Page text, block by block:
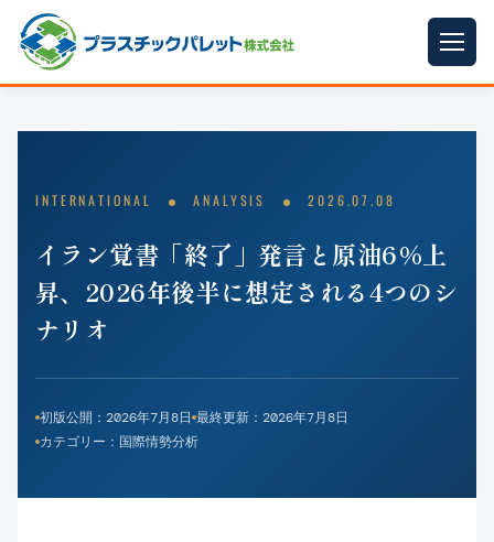
プラパレット
コンテナ
中古パレット
梱包資材
INTERNATIONAL ANALYSIS 2026.07.08
イラン覚書「終了」発言と原油6%上
昇、2026年後半に想定される4つのシ
ナリオ
初版公開： 2026年7月8日 最終更新： 2026年7月8日
カテゴリー：国際情勢分析